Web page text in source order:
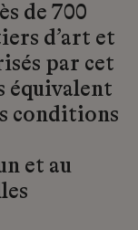
de 700
d’art et
par cet
équivalent
conditions
et au